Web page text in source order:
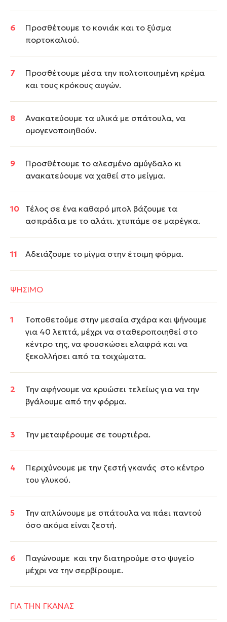
Προσθέτουμε το κονιάκ και το ξύσμα
πορτοκαλιού.
Προσθέτουμε μέσα την πολτοποιημένη κρέμα
και τους κρόκους αυγών.
Ανακατεύουμε τα υλικά με σπάτουλα, να
ομογενοποιηθούν.
Προσθέτουμε το αλεσμένο αμύγδαλο κι
ανακατεύουμε να χαθεί στο μείγμα.
Τέλος σε ένα καθαρό μπολ βάζουμε τα
ασπράδια με το αλάτι. χτυπάμε σε μαρέγκα.
Αδειάζουμε το μίγμα στην έτοιμη φόρμα.
ΨΗΣΙΜΟ
Τοποθετούμε στην μεσαία σχάρα και ψήνουμε
για 40 λεπτά, μέχρι να σταθεροποιηθεί στο
κέντρο της, να φουσκώσει ελαφρά και να
ξεκολλήσει από τα τοιχώματα.
Την αφήνουμε να κρυώσει τελείως για να την
βγάλουμε από την φόρμα.
Την μεταφέρουμε σε τουρτιέρα.
Περιχύνουμε με την ζεστή γκανάς στο κέντρο
του γλυκού.
Την απλώνουμε με σπάτουλα να πάει παντού
όσο ακόμα είναι ζεστή.
Παγώνουμε και την διατηρούμε στο ψυγείο
μέχρι να την σερβίρουμε.
ΓΙΑ ΤΗΝ ΓΚΑΝΑΣ